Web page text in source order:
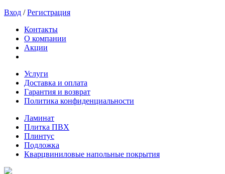
Вход /Регистрация
Контакты
О компании
Акции
Услуги
Доставка и оплата
Гарантия и возврат
Политика конфиденциальности
Ламинат
Плитка ПВХ
Плинтус
Подложка
Кварцвиниловые напольные покрытия